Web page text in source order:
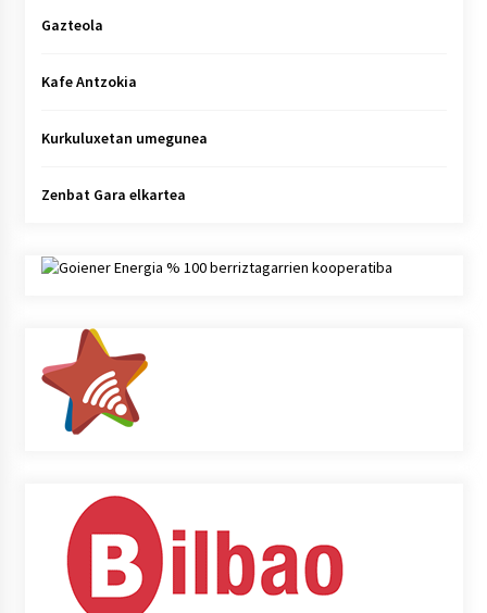
Gazteola
Kafe Antzokia
Kurkuluxetan umegunea
Zenbat Gara elkartea